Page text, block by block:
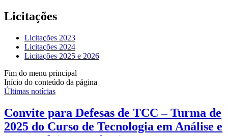
Licitações
Licitações 2023
Licitações 2024
Licitações 2025 e 2026
Fim do menu principal
Início do conteúdo da página
Últimas notícias
Convite para Defesas de TCC – Turma de
2025 do Curso de Tecnologia em Análise e